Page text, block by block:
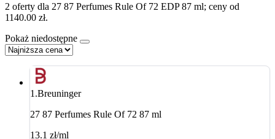
2 oferty dla 27 87 Perfumes Rule Of 72 EDP 87 ml; ceny od
1140.00 zł.
Pokaż niedostępne
1.Breuninger
27 87 Perfumes Rule Of 72 87 ml
13.1 zł/ml